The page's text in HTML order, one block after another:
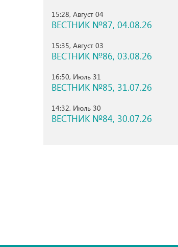
15:28, Август 04
ВЕСТНИК №87, 04.08.26
15:35, Август 03
ВЕСТНИК №86, 03.08.26
16:50, Июль 31
ВЕСТНИК №85, 31.07.26
14:32, Июль 30
ВЕСТНИК №84, 30.07.26